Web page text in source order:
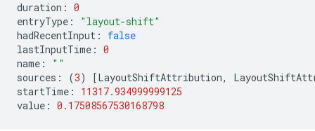
duration : 0
entryType :
"layout-shift"
hadRecentInput :
false
lastInputTime : 0
name :
""
sources : (3) [LayoutShiftAttribution,
startTime :
11317.934999999125
value : 0.17508567530168798